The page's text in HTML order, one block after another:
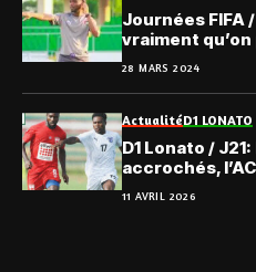
Journées FIFA
vraiment
secteur… »
28 MARS 2024
ActualitéD1 LONATO
D1 Lonato /
accrochés,
Espoir toujours
11 AVRIL 2026